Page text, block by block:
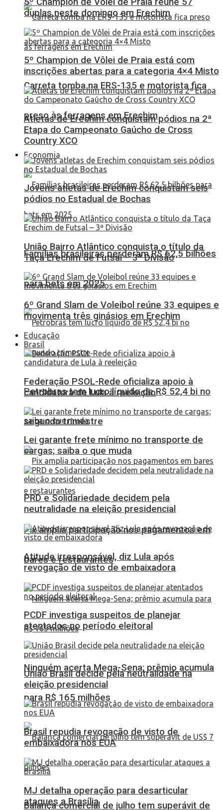
Carreta tomba na ERS-135 e motorista fica
preso às ferragens em Erechim
Economia
Famílias brasileiras perderam R$ 62,5 bilhões
para bets em 2025
Petrobras tem lucro líquido de R$ 52,4 bi no
segundo trimestre
Pix amplia participação nos pagamentos em
bares e restaurantes
Ninguém acerta Mega-Sena; prêmio acumula
para R$ 165 milhões
Balança comercial de julho tem superávit de
duplas neste domingo em Erechim
5º Champion de Vôlei de Praia está com
inscrições abertas para a categoria 4×4 Misto
Atletas de Erechim conquistam pódios na 2ª
Etapa do Campeonato Gaúcho de Cross
Country XCO
Jovens atletas de Erechim conquistam seis
pódios no Estadual de Bochas
União Bairro Atlântico conquista o título da
Taça Erechim de Futsal – 3ª Divisão
6º Grand Slam de Voleibol reúne 33 equipes e
movimenta três ginásios em Erechim
Educação
Brasil
Federação PSOL-Rede oficializa apoio à
candidatura de Lula à reeleição
Lei garante frete mínimo no transporte de
cargas; saiba o que muda
PRD e Solidariedade decidem pela
neutralidade na eleição presidencial
Atitude irresponsável, diz Lula após
revogação de visto de embaixadora
PCDF investiga suspeitos de planejar
atentados no período eleitoral
União Brasil decide pela neutralidade na
eleição presidencial
Brasil repudia revogação de visto de
embaixadora nos EUA
MJ detalha operação para desarticular
ataques a Brasília